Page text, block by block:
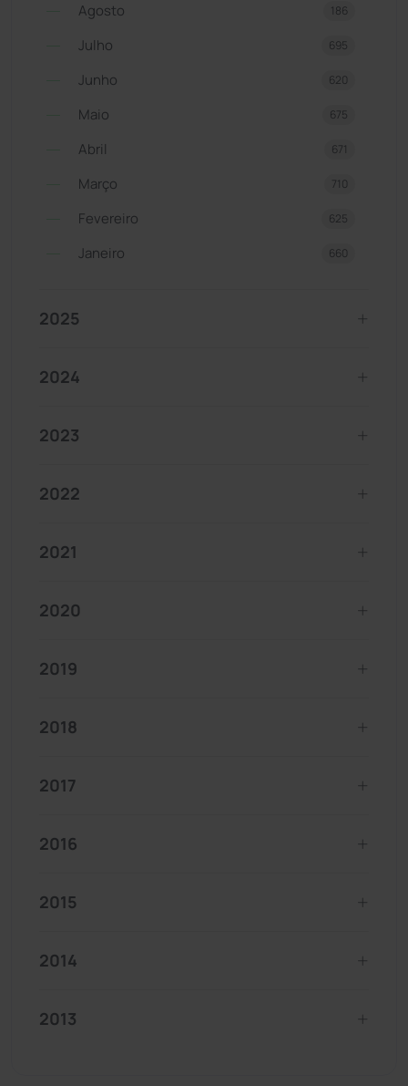
Agosto 186
Julho 695
Junho 620
Maio 675
Abril 671
Março 710
Fevereiro 625
Janeiro 660
2025
2024
2023
2022
2021
2020
2019
2018
2017
2016
2015
2014
2013